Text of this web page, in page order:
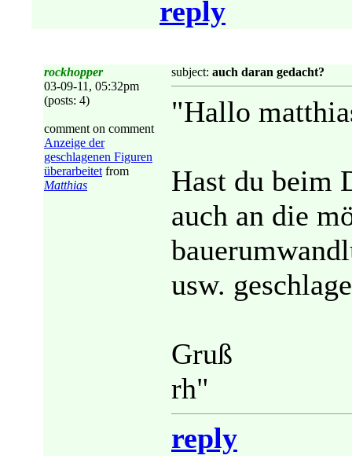
reply
rockhopper
03-09-11, 05:32pm
(posts: 4)
comment on comment
Anzeige der
geschlagenen Figuren
überarbeitet from
Matthias
subject: auch daran gedacht?
"Hallo
Hast du beim
auch an die
usw.
Gruß
rh"
reply